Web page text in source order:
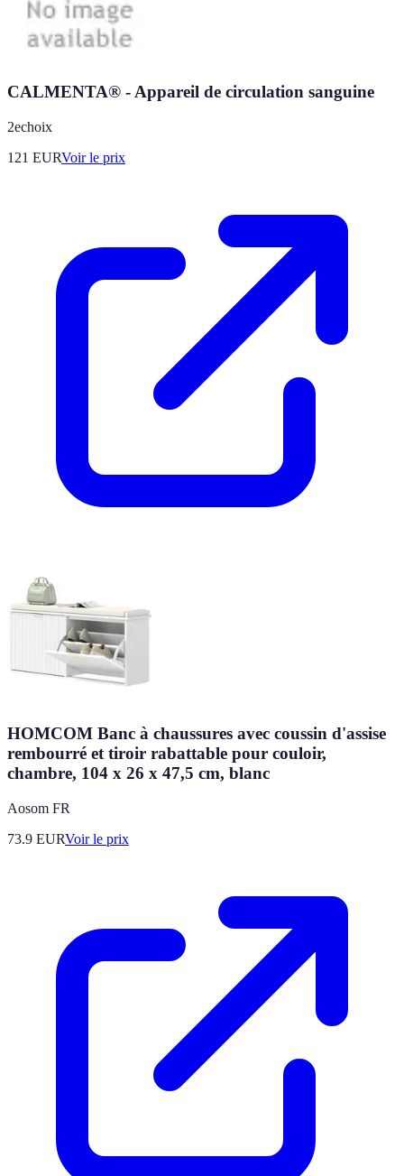
CALMENTA® - Appareil de circulation sanguine
2echoix
121 EURVoir le prix
HOMCOM Banc à chaussures avec coussin d'assise
rembourré et tiroir rabattable pour couloir,
chambre, 104 x 26 x 47,5 cm, blanc
Aosom FR
73.9 EURVoir le prix